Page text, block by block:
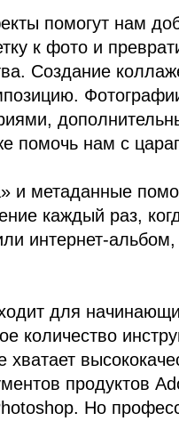
помогут нам
к фото и
Создание
помочь нам с
и метаданные
каждый раз,
интернет-
для
количество
хватает
продуктов
Но